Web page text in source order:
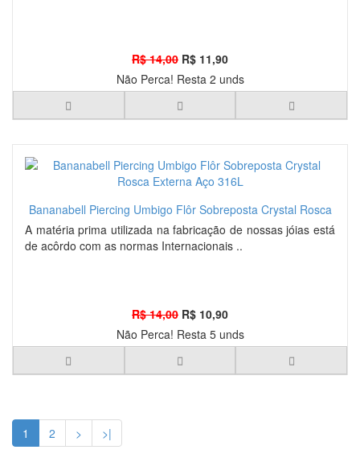
R$ 14,00 R$ 11,90
Não Perca! Resta 2 unds
Bananabell Piercing Umbigo Flôr Sobreposta Crystal Rosca
Externa Aço 316L
A matéria prima utilizada na fabricação de nossas jóias está
de acôrdo com as normas Internacionais ..
R$ 14,00 R$ 10,90
Não Perca! Resta 5 unds
1 2 > >|